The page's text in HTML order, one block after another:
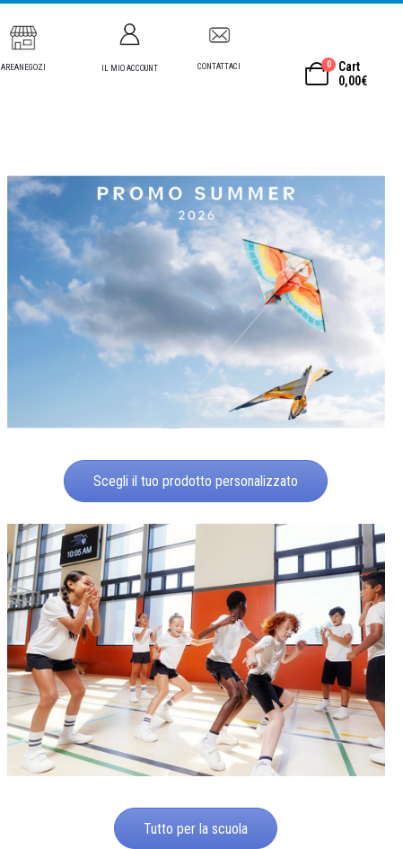
AREANEGOZI IL MIO ACCOUNT CONTATTACI 0
Cart
0,00€
Scegli il tuo prodotto personalizzato
Tutto per la scuola